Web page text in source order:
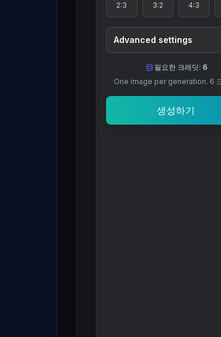
2:3 3:2 4:3
Advanced settings
필요한 크레딧: 6
One image per generation. 6
생성하기